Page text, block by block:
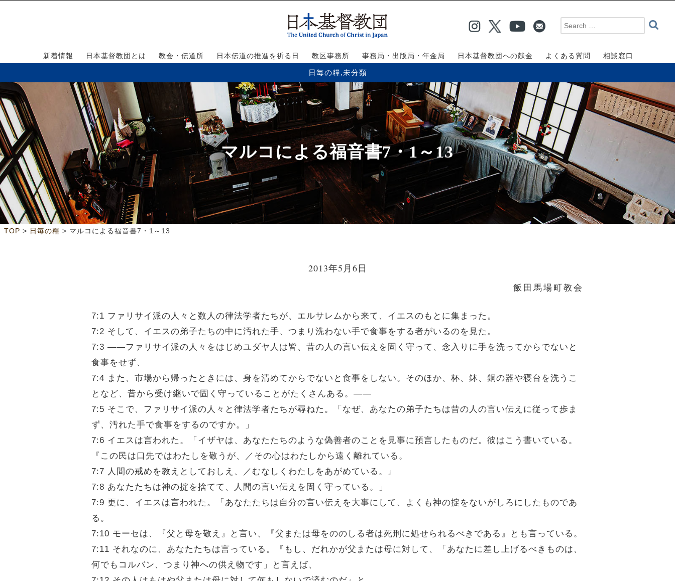
新着情報 日本基督教団とは 教会・伝道所 日本伝道の推進を祈る日 教区事務所 事務局・出版局・年金局 日本基督教団への献金 よくある質問 相談窓口
日毎の糧,未分類
マルコによる福音書7・1～13
TOP > 日毎の糧 > マルコによる福音書7・1～13
2013年5月6日
飯田馬場町教会
7:1 ファリサイ派の人々と数人の律法学者たちが、エルサレムから来て、イエスのもとに集まった。
7:2 そして、イエスの弟子たちの中に汚れた手、つまり洗わない手で食事をする者がいるのを見た。
7:3 ――ファリサイ派の人々をはじめユダヤ人は皆、昔の人の言い伝えを固く守って、念入りに手を洗ってからでないと
食事をせず、
7:4 また、市場から帰ったときには、身を清めてからでないと食事をしない。そのほか、杯、鉢、銅の器や寝台を洗うこ
となど、昔から受け継いで固く守っていることがたくさんある。――
7:5 そこで、ファリサイ派の人々と律法学者たちが尋ねた。「なぜ、あなたの弟子たちは昔の人の言い伝えに従って歩ま
ず、汚れた手で食事をするのですか。」
7:6 イエスは言われた。「イザヤは、あなたたちのような偽善者のことを見事に預言したものだ。彼はこう書いている。
『この民は口先ではわたしを敬うが、／その心はわたしから遠く離れている。
7:7 人間の戒めを教えとしておしえ、／むなしくわたしをあがめている。』
7:8 あなたたちは神の掟を捨てて、人間の言い伝えを固く守っている。」
7:9 更に、イエスは言われた。「あなたたちは自分の言い伝えを大事にして、よくも神の掟をないがしろにしたものであ
る。
7:10 モーセは、『父と母を敬え』と言い、『父または母をののしる者は死刑に処せられるべきである』とも言っている。
7:11 それなのに、あなたたちは言っている。『もし、だれかが父または母に対して、「あなたに差し上げるべきものは、
何でもコルバン、つまり神への供え物です」と言えば、